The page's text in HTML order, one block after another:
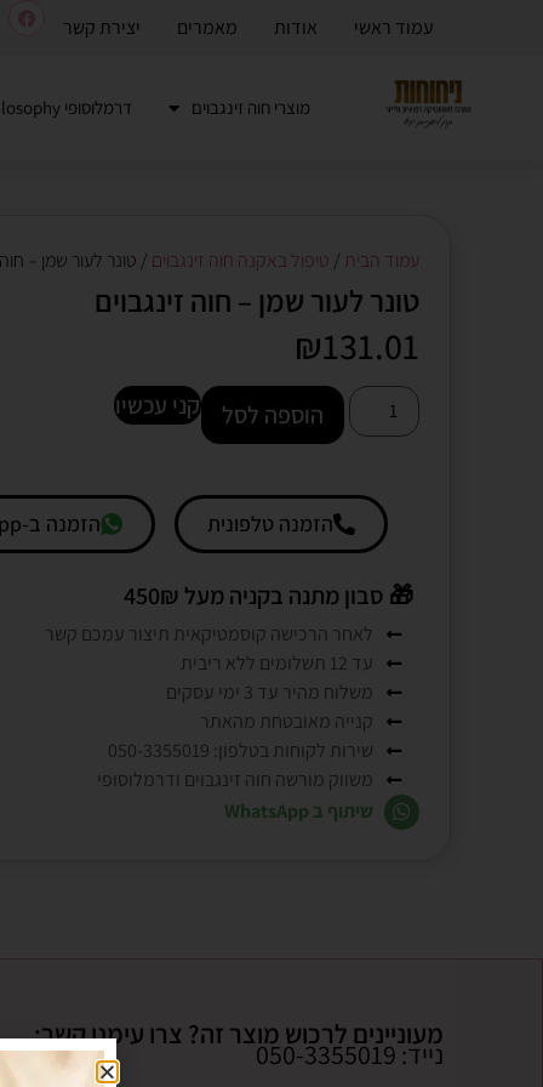
עמוד ראשי אודות מאמרים יצירת קשר
מוצרי חוה זינגבוים דרמלוסופי Dermalosophy
עמוד הבית / טיפול באקנה חוה זינגבוים / טונר לעור שמן – חוה
טונר לעור שמן – חוה זינגבוים
₪131.01
הוספה לסל קני עכשיו
הזמנה טלפונית הזמנה ב-Whatsapp
🎁 סבון מתנה בקניה מעל 450₪
לאחר הרכישה קוסמטיקאית תיצור עמכם קשר
עד 12 תשלומים ללא ריבית
משלוח מהיר עד 3 ימי עסקים
קנייה מאובטחת מהאתר
שירות לקוחות בטלפון: 050-3355019
משווק מורשה חוה זינגבוים ודרמלוסופי
שיתוף ב WhatsApp
מעוניינים לרכוש מוצר זה? צרו עימנו קשר:
נייד: 050-3355019